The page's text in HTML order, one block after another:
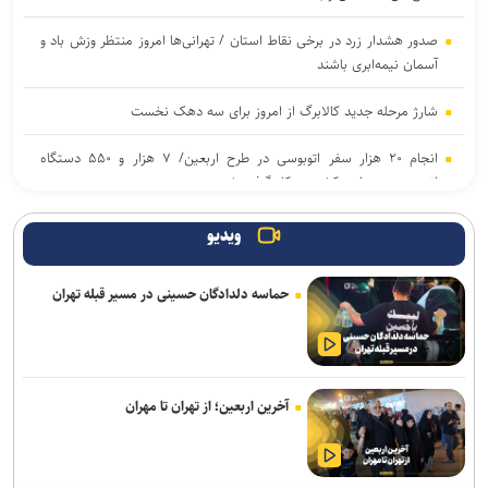
صدور هشدار زرد در برخی نقاط استان / تهرانی‌ها امروز منتظر وزش باد و
آسمان نیمه‌ابری باشند
شارژ مرحله جدید کالابرگ از امروز برای سه دهک نخست
انجام ۲۰ هزار سفر اتوبوسی در طرح اربعین/ ۷ هزار و ۵۵۰ دستگاه
اتوبوس در سراسر کشور به کار گرفته شد
ایران و قرقیزستان بر گسترش همکاری‌های تجاری و معدنی تاکید کردند
بهره گیری حداکثری از ظرفیت موافقت‌نامه تجارت آزاد میان ایران و
اتحادیه اوراسیا
تأکید ایران بر گسترش همکاری‌های صنعتی پروژه‌محور با اعضای بریکس
افزایش سابقه خدمت الزامی برای بازنشستگی بر اساس قانون برنامه هفتم
جمع آوری شد
ویدیو
حماسه دلدادگان حسینی در مسیر قبله تهران
آخرین اربعین؛ از تهران تا مهران